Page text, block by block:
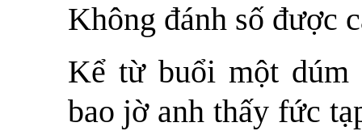
Không đánh số được
Kể từ buổi một dúm
bao jờ anh thấy fức